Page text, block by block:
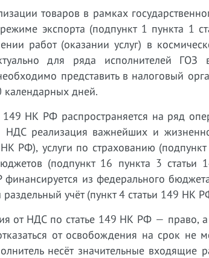
товаров в рамках
экспорта (подпункт 1 пункта 1
работ (оказании услуг) в
для ряда исполнителей ГОЗ в
представить в налоговый
календарных дней.
149 НК РФ распространяется на ряд
НДС реализация важнейших и
НК РФ), услуги по страхованию
(подпункт 16 пункта 3
из федерального
учёт (пункт 4 статьи 149 НК
от НДС по статье 149 НК РФ — право, а
от освобождения на срок не
несёт значительные